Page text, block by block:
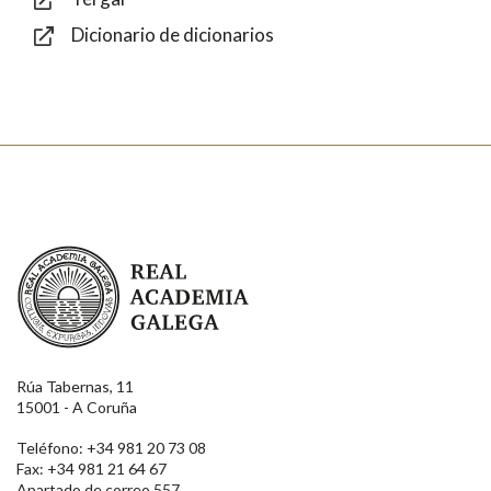
Dicionario de dicionarios
Real Academia Galega
Rúa Tabernas, 11
15001 - A Coruña
Teléfono: +34 981 20 73 08
Fax: +34 981 21 64 67